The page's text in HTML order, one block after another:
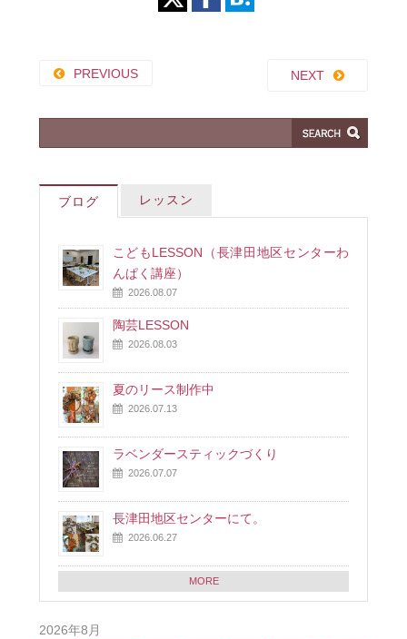
PREVIOUS NEXT
ブログ レッスン
こどもLESSON（長津田地区センターわ
んぱく講座）
2026.08.07
陶芸LESSON
2026.08.03
夏のリース制作中
2026.07.13
ラベンダースティックづくり
2026.07.07
長津田地区センターにて。
2026.06.27
MORE
2026年8月